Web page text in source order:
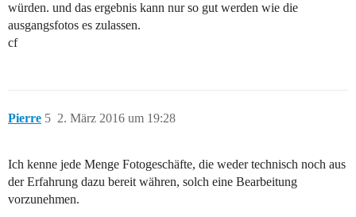
würden. und das ergebnis kann nur so gut werden wie die
ausgangsfotos es zulassen.
cf
Pierre 2. März 2016 um 19:28
5
Ich kenne jede Menge Fotogeschäfte, die weder technisch noch aus
der Erfahrung dazu bereit währen, solch eine Bearbeitung
vorzunehmen.